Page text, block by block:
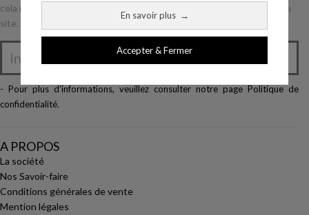
En savoir plus →
Accepter & Fermer
cela nos informations de contact dans les conditions d'utilisation du
site.
- Pour plus d'informations, veuillez consulter notre page Politique de
confidentialité.
A PROPOS
La société
Nos Savoir-faire
Conditions générales de vente
Mention légales